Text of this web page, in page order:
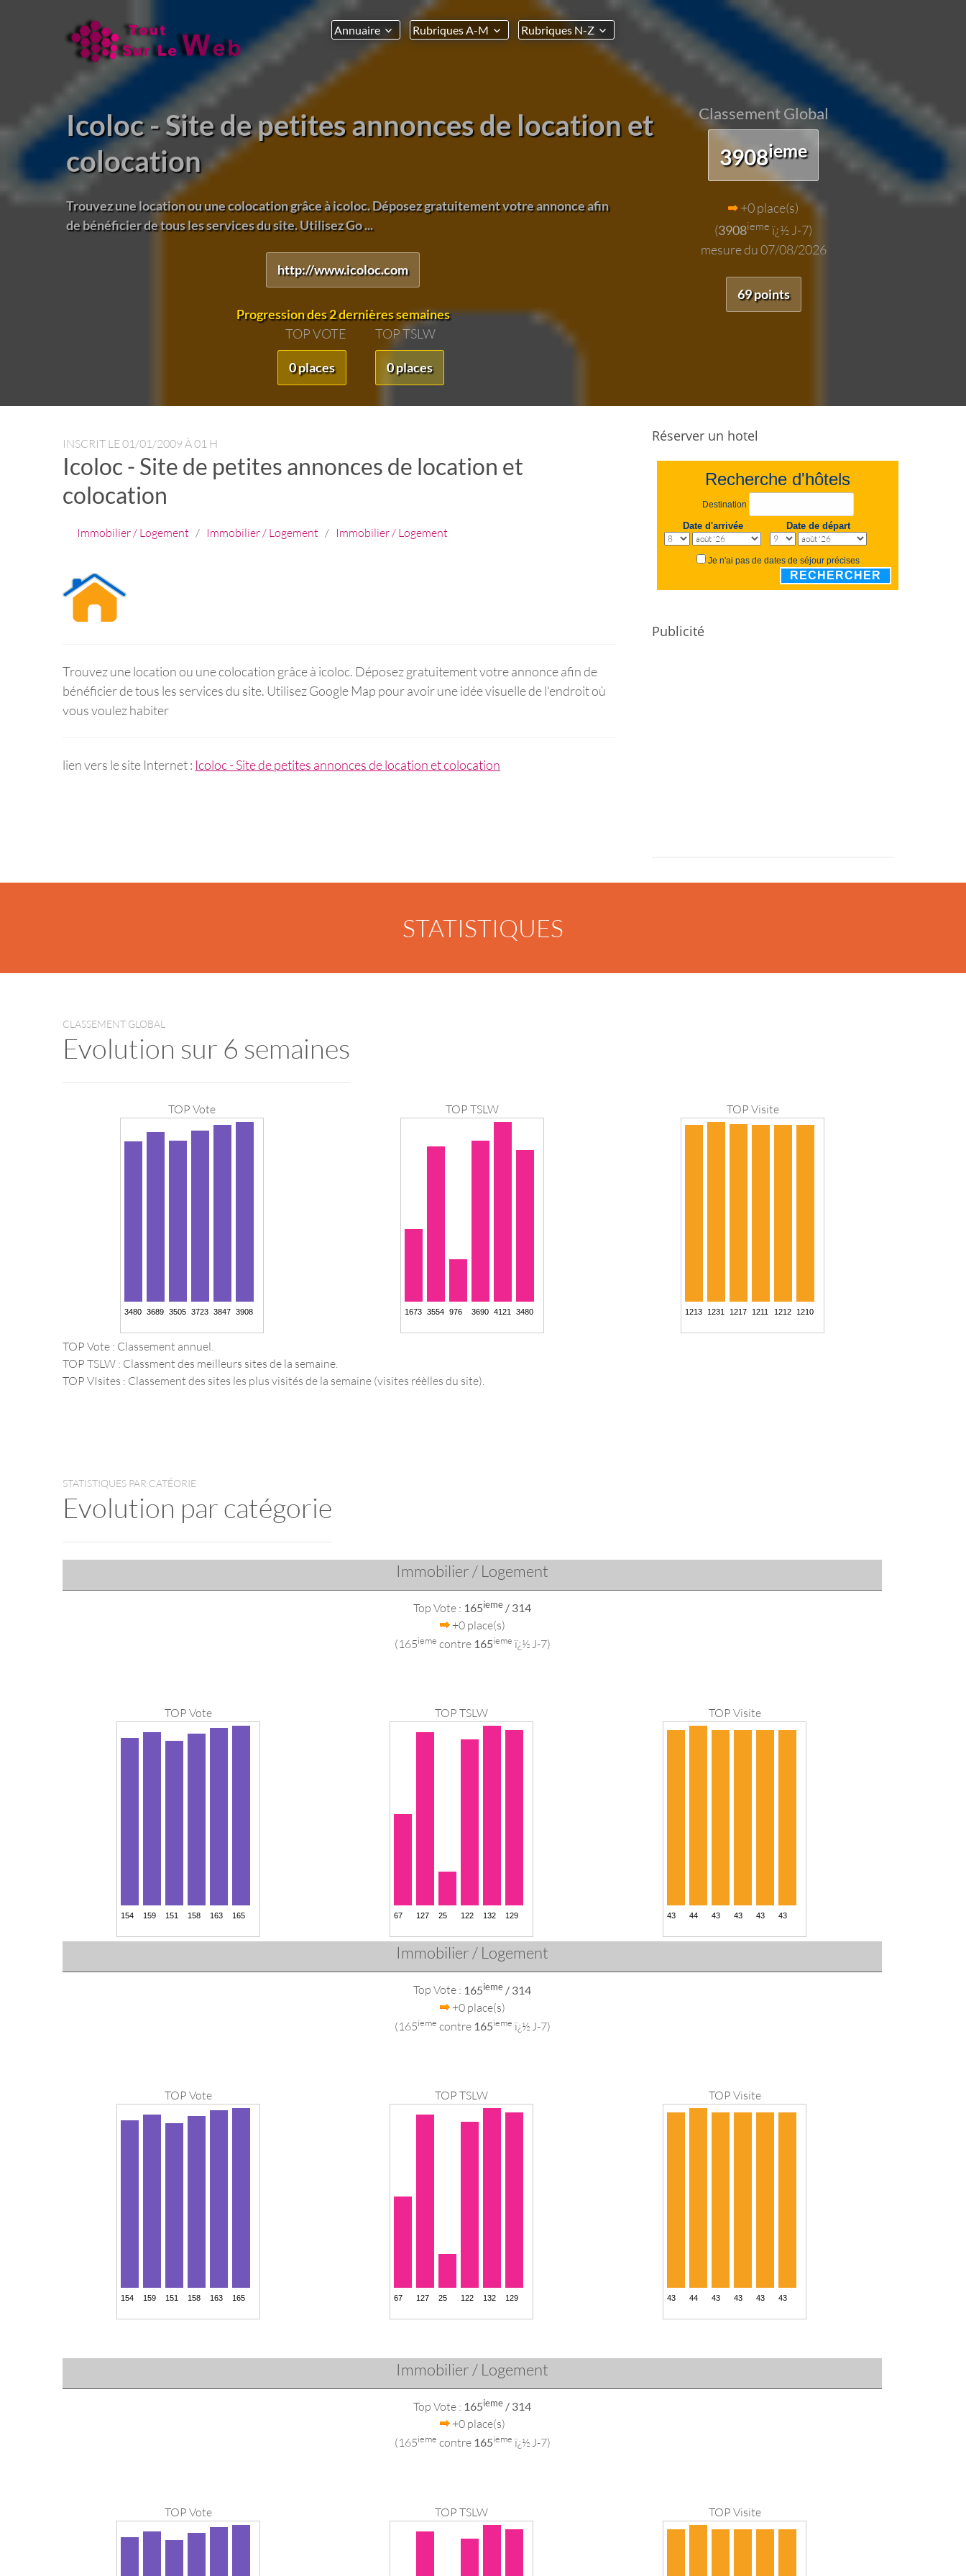
Annuaire Rubriques A-M Rubriques N-Z
Icoloc - Site de petites annonces de location et
colocation
Trouvez une location ou une colocation grâce à icoloc. Déposez gratuitement votre annonce afin
de bénéficier de tous les services du site. Utilisez Go ...
http://www.icoloc.com
Progression des 2 dernières semaines
TOP VOTE
0 places
TOP TSLW
0 places
Classement Global
3908ieme
+0 place(s)
(3908ieme ï¿½ J-7)
mesure du 07/08/2026
69 points
INSCRIT LE01/01/2009 À 01 H
Icoloc - Site de petites annonces de location et
colocation
Immobilier / Logement / Immobilier / Logement / Immobilier / Logement
Trouvez une location ou une colocation grâce à icoloc. Déposez gratuitement votre annonce afin de
bénéficier de tous les services du site. Utilisez Google Map pour avoir une idée visuelle de l'endroit où
vous voulez habiter
lien vers le site Internet : Icoloc - Site de petites annonces de location et colocation
Réserver un hotel
Recherche d'hôtels
Destination
Date d'arrivée Date de départ
Je n'ai pas de dates de séjour précises
RECHERCHER
Publicité
STATISTIQUES
CLASSEMENT GLOBAL
Evolution sur 6 semaines
TOP Vote TOP TSLW TOP Visite
TOP Vote : Classement annuel.
TOP TSLW : Classment des meilleurs sites de la semaine.
TOP VIsites : Classement des sites les plus visités de la semaine (visites réèlles du site).
STATISTIQUES PAR CATÉORIE
Evolution par catégorie
Immobilier / Logement
Top Vote : 165ieme / 314
+0 place(s)
(165ieme contre 165ieme ï¿½ J-7)
TOP Vote TOP TSLW TOP Visite
Immobilier / Logement
Top Vote : 165ieme / 314
+0 place(s)
(165ieme contre 165ieme ï¿½ J-7)
TOP Vote TOP TSLW TOP Visite
Immobilier / Logement
Top Vote : 165ieme / 314
+0 place(s)
(165ieme contre 165ieme ï¿½ J-7)
TOP Vote TOP TSLW TOP Visite